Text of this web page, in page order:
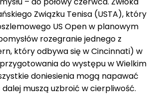
Związku Tenisa (USTA), który
US Open w planowym
rozegranie jednego z
który odbywa się w Cincinnati) w
do występu w Wielkim
doniesienia mogą napawać
muszą uzbroić w cierpliwość.